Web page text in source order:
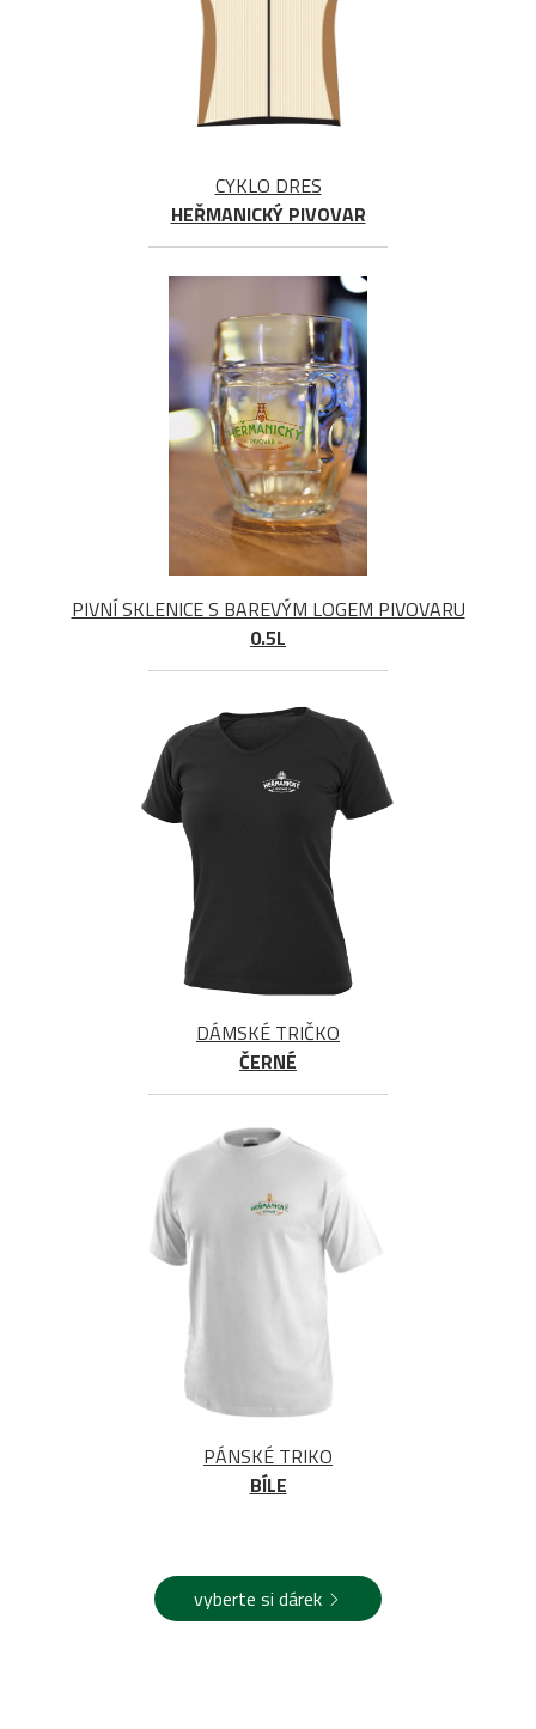
CYKLO DRES
HEŘMANICKÝ PIVOVAR
PIVNÍ SKLENICE S BAREVÝM LOGEM PIVOVARU
0.5L
DÁMSKÉ TRIČKO
ČERNÉ
PÁNSKÉ TRIKO
BÍLE
vyberte si dárek